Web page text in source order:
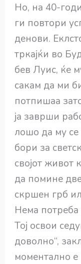
Но, на 40-
ги повтори
денови.
тркајќи во
бев Луис, ќе
сакам да ми
потпишаа
ја заврши
лошо да му се
бори за
својот живот
да помине
скршен грб
Нема
Тој освои
доволно“,
моментално